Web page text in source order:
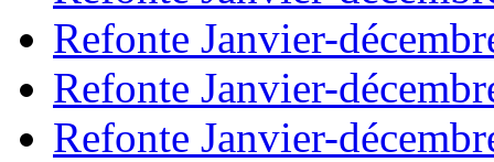
Refonte Janvier-
Refonte Janvier-
Refonte Janvier-